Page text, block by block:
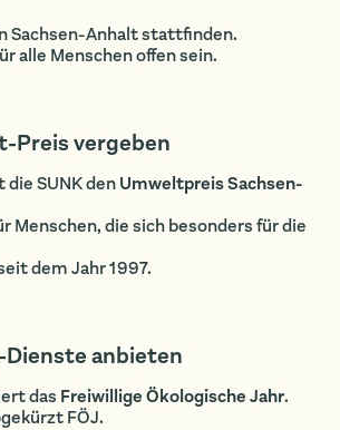
Sachsen-Anhalt stattfinden.
alle Menschen offen sein.
Preis vergeben
SUNK denUmweltpreis Sachsen-
Menschen, die sich besonders für die
dem Jahr 1997.
anbieten
das Freiwillige Ökologische Jahr.
FÖJ.